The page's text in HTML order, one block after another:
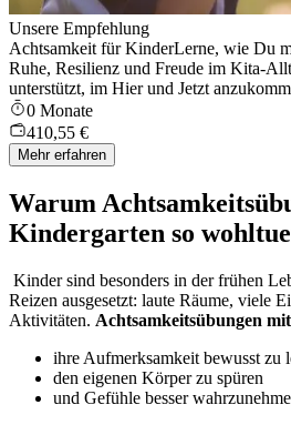
Unsere Empfehlung
Achtsamkeit für KinderLerne, wie Du
Ruhe, Resilienz und Freude im Kita-
unterstützt, im Hier und Jetzt
0 Monate
410,55 €
Mehr erfahren
Warum
Kindergarten so
Kinder sind besonders in der frühen
Reizen ausgesetzt: laute Räume, viele
Aktivitäten. Achtsamkeitsübungen
ihre Aufmerksamkeit bewusst zu
den eigenen Körper zu spüren
und Gefühle besser